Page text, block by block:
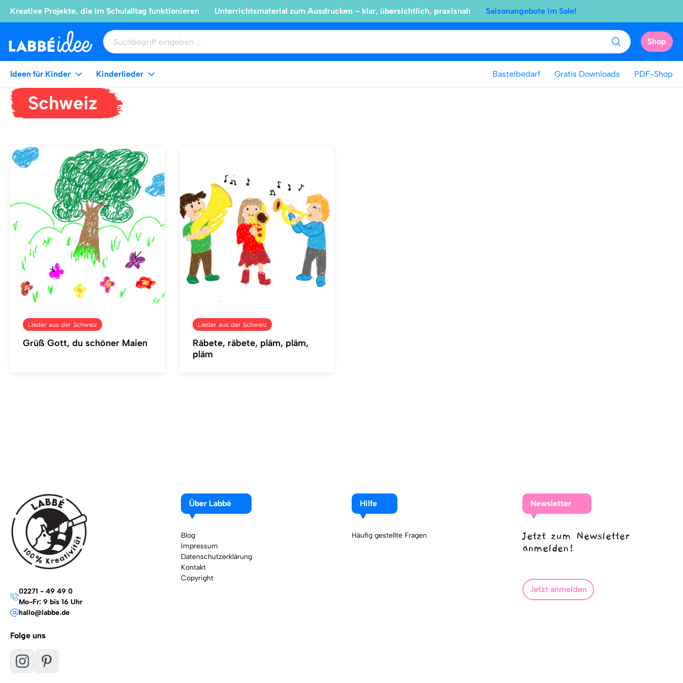
Kreative Projekte, die im Schulalltag funktionieren Unterrichtsmaterial zum Ausdrucken – klar, übersichtlich, praxisnah Saisonangebote im Sale!
Shop
Ideen für Kinder Kinderlieder Bastelbedarf Gratis Downloads PDF-Shop
Schweiz
Lieder aus der Schweiz
Grüß Gott, du schöner Maien
Lieder aus der Schweiz
Räbete, räbete, pläm, pläm,
pläm
02271 - 49 49 0
Mo-Fr: 9 bis 16 Uhr
hallo@labbe.de
Folge uns
Über Labbé
Blog
Impressum
Datenschutzerklärung
Kontakt
Copyright
Hilfe
Häufig gestellte Fragen
Newsletter
Jetzt zum Newsletter
anmelden!
Jetzt anmelden